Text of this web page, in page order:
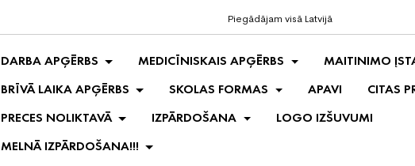
Piegādājam visā Latvijā
DARBA APĢĒRBS MEDICĪNISKAIS APĢĒRBS
MAITINIMO
BRĪVĀ LAIKA APĢĒRBS
SKOLAS FORMAS APAVI
CITAS
PRECES NOLIKTAVĀ
IZPĀRDOŠANA
LOGO IZŠUVUMI
MELNĀ IZPĀRDOŠANA!!!